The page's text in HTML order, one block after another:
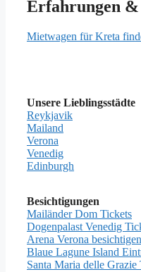
Erfahrungen
Mietwagen für Kreta
Unsere Lieblingsstädte
Reykjavik
Mailand
Verona
Venedig
Edinburgh
Besichtigungen
Mailänder Dom Tickets
Dogenpalast Venedig
Arena Verona besichtigen
Blaue Lagune Island
Santa Maria delle Grazie